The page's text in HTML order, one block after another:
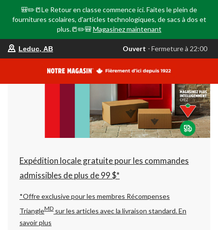
🎒✏️📒Le Retour en classe commence ici. Faites le plein de
fournitures scolaires, d'articles technologiques, de sacs à dos et
plus.📒✏️🎒 Magasinez maintenant
votre
est
AB,
Ouvert,
Fermeture
à
22:00
changer
Leduc, AB Ouvert ⋅ Fermeture à 22:00
Expédition locale gratuite pour les commandes
admissibles de plus de 99 $*
*Offre exclusive pour les membres Récompenses
TriangleMD sur les articles avec la livraison standard.En
savoir plus